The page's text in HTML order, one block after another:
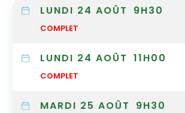
LUNDI 24 AOÛT 9H30
COMPLET
LUNDI 24 AOÛT 11H00
COMPLET
MARDI 25 AOÛT 9H30